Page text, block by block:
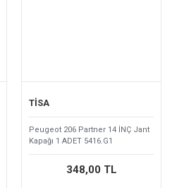
TİSA
Peugeot 206 Partner 14 İNÇ Jant
Kapağı 1 ADET 5416.G1
348,00 TL